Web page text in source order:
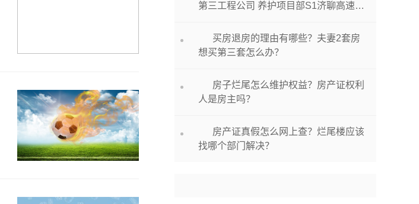
第三工程公司 养护项目部S1济聊高速德
买房退房的理由有哪些？夫妻2套房
想买第三套怎么办？
房子烂尾怎么维护权益？房产证权利
人是房主吗？
房产证真假怎么网上查？烂尾楼应该
找哪个部门解决？